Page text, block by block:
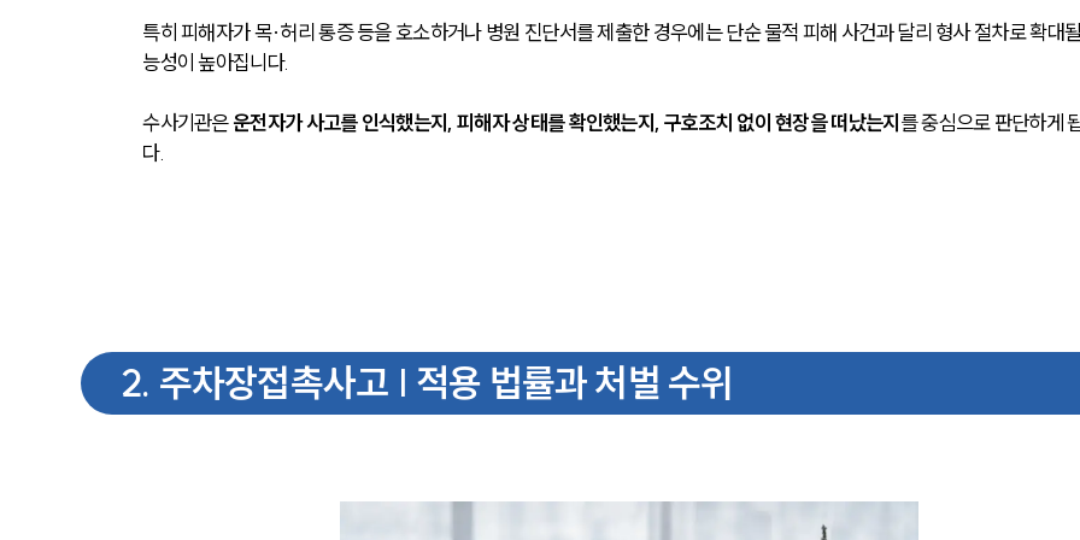
특히 피해자가 목·허리 통증 등을 호소하거나 병원 진단서를 제출한 경우에는 단순 물적 피해 사건과 달리 형사 절차로 확대
능성이 높아집니다.
수사기관은 운전자가 사고를 인식했는지, 피해자 상태를 확인했는지, 구호조치 없이 현장을 떠났는지 를 중심으로 판단하게
다.
2. 주차장접촉사고 | 적용 법률과 처벌 수위